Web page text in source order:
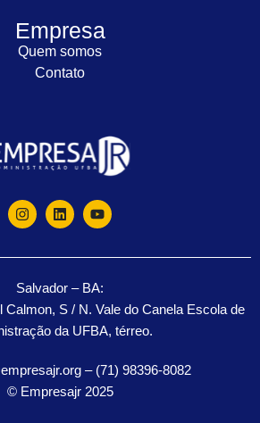
Empresa
Quem somos
Contato
Salvador – BA:
Calmon, S / N. Vale do Canela Escola de
da UFBA, térreo.
– (71) 98396-8082
© Empresajr 2025